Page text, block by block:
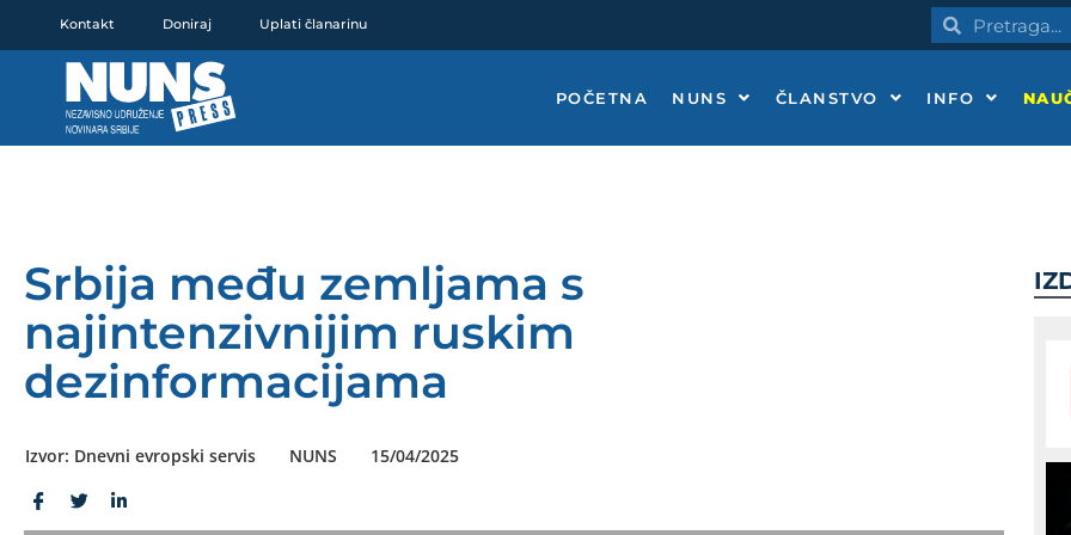
Kontakt Doniraj Uplati članarinu PretragaPretraga
POČETNA NUNS ČLANSTVO INFO
Srbija među zemljama s
najintenzivnijim ruskim
dezinformacijama
Izvor: Dnevni evropski servis NUNS 15/04/2025